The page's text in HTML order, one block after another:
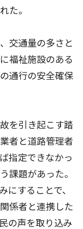
た。
交通量の多さと
福祉施設のある
通行の安全確保
を引き起こす踏
者と道路管理者
指定できなかっ
課題があった。
にすることで、
係者と連携した
の声を取り込み